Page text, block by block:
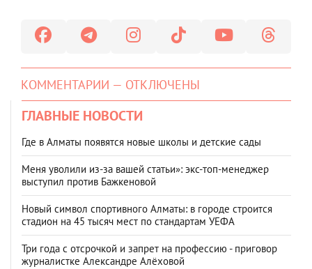
КОММЕНТАРИИ — ОТКЛЮЧЕНЫ
ГЛАВНЫЕ НОВОСТИ
Где в Алматы появятся новые школы и детские сады
Меня уволили из-за вашей статьи»: экс-топ-менеджер
выступил против Бажкеновой
Новый символ спортивного Алматы: в городе строится
стадион на 45 тысяч мест по стандартам УЕФА
Три года с отсрочкой и запрет на профессию - приговор
журналистке Александре Алёховой